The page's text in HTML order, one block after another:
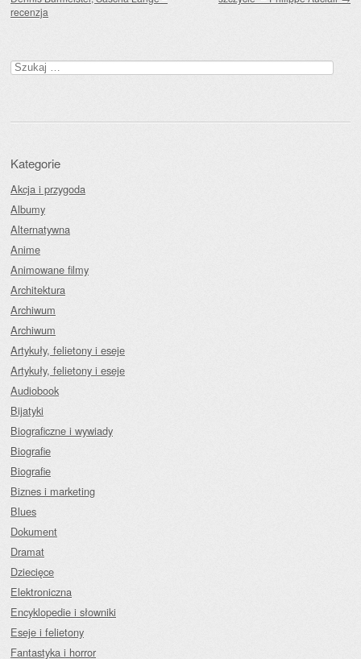
recenzja
Szukaj:
Kategorie
Akcja i przygoda
Albumy
Alternatywna
Anime
Animowane filmy
Architektura
Archiwum
Archiwum
Artykuły, felietony i eseje
Artykuły, felietony i eseje
Audiobook
Bijatyki
Biograficzne i wywiady
Biografie
Biografie
Biznes i marketing
Blues
Dokument
Dramat
Dziecięce
Elektroniczna
Encyklopedie i słowniki
Eseje i felietony
Fantastyka i horror